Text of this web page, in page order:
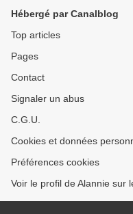
Hébergé par Canalblog
Top articles
Pages
Contact
Signaler un abus
C.G.U.
Cookies et données
Préférences cookies
Voir le profil de Alannie sur